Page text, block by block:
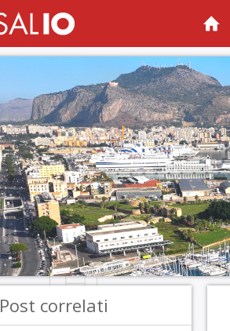
Post correlati